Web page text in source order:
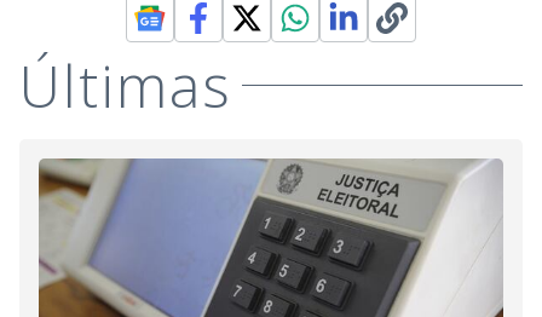
Últimas